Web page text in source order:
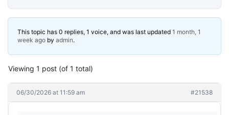
This topic has 0 replies, 1 voice, and was last updated 1 month, 1
week ago by admin.
Viewing 1 post (of 1 total)
06/30/2026 at 11:59 am #21538